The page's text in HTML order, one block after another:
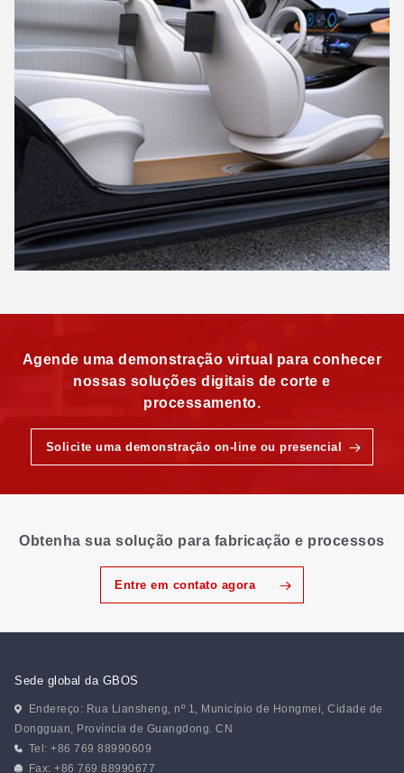
Agende uma demonstração virtual para conhecer
nossas soluções digitais de corte e
processamento.
Solicite uma demonstração on-line ou presencial
Obtenha sua solução para fabricação e processos
Entre em contato agora
Sede global da GBOS
Endereço: Rua Liansheng, nº 1, Município de Hongmei, Cidade de
Dongguan, Província de Guangdong. CN
Tel: +86 769 88990609
Fax: +86 769 88990677